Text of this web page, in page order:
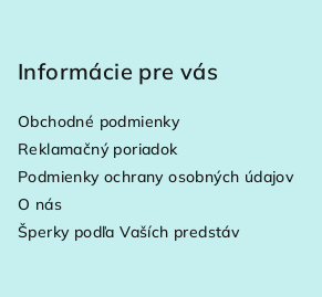
Informácie pre vás
Obchodné podmienky
Reklamačný poriadok
Podmienky ochrany osobných údajov
O nás
Šperky podľa Vaších predstáv